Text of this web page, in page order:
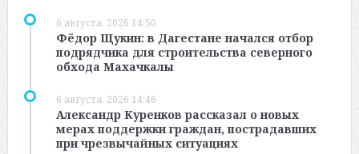
6 августа, 2026 14:50
Фёдор Щукин: в Дагестане начался отбор
подрядчика для строительства северного
обхода Махачкалы
6 августа, 2026 14:46
Александр Куренков рассказал о новых
мерах поддержки граждан, пострадавших
при чрезвычайных ситуациях